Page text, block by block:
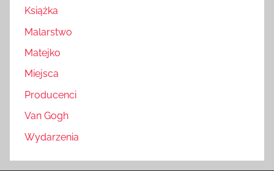
Książka
Malarstwo
Matejko
Miejsca
Producenci
Van Gogh
Wydarzenia